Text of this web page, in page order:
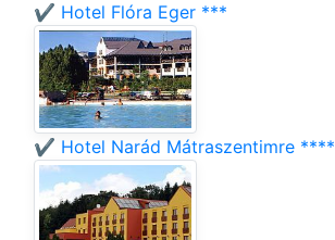
✔️ Hotel Flóra Eger ***
✔️ Hotel Narád Mátraszentimre ****